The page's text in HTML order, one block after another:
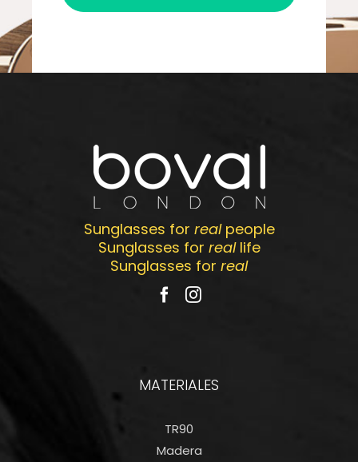
Sunglasses for realpeople
Sunglasses for reallife
Sunglasses for real
MATERIALES
TR90
Madera